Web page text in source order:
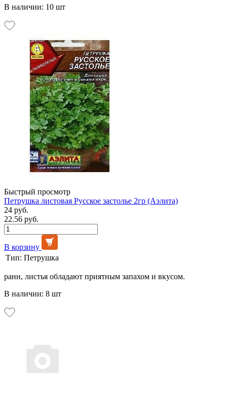
В наличии: 10 шт
Быстрый просмотр
Петрушка листовая Русское застолье 2гр (Аэлита)
24 руб.
22.56 руб.
В корзину
Тип: Петрушка
ранн, листья обладают приятным запахом и вкусом.
В наличии: 8 шт